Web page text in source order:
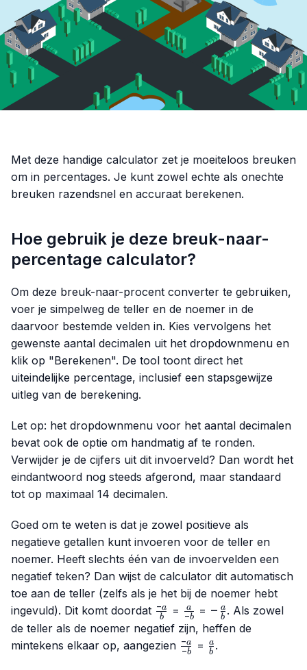
Met deze handige calculator zet je moeiteloos breuken
om in percentages. Je kunt zowel echte als onechte
breuken razendsnel en accuraat berekenen.
Hoe gebruik je deze breuk-naar-
percentage calculator?
Om deze breuk-naar-procent converter te gebruiken,
voer je simpelweg de teller en de noemer in de
daarvoor bestemde velden in. Kies vervolgens het
gewenste aantal decimalen uit het dropdownmenu en
klik op "Berekenen". De tool toont direct het
uiteindelijke percentage, inclusief een stapsgewijze
uitleg van de berekening.
Let op: het dropdownmenu voor het aantal decimalen
bevat ook de optie om handmatig af te ronden.
Verwijder je de cijfers uit dit invoerveld? Dan wordt het
eindantwoord nog steeds afgerond, maar standaard
tot op maximaal 14 decimalen.
Goed om te weten is dat je zowel positieve als
negatieve getallen kunt invoeren voor de teller en
noemer. Heeft slechts één van de invoervelden een
negatief teken? Dan wijst de calculator dit automatisch
toe aan de teller (zelfs als je het bij de noemer hebt
ingevuld). Dit komt doordat \frac{-
a}{b}
b
−a = \frac{a}
{-b}
−b
a = -
\frac{a}
{b}
− b
a . Als zowel
de teller als de noemer negatief zijn, heffen de
mintekens elkaar op, aangezien \frac{-
a}{-b}
−b
−a = \frac{a}
{b}
b
a .